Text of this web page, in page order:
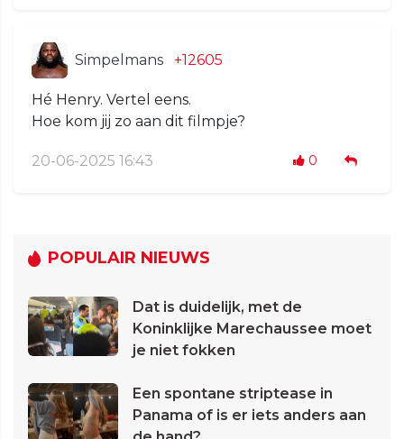
Simpelmans +12605
Hé Henry. Vertel eens.
Hoe kom jij zo aan dit filmpje?
20-06-2025 16:43 0
POPULAIR NIEUWS
Dat is duidelijk, met de
Koninklijke Marechaussee moet
je niet fokken
Een spontane striptease in
Panama of is er iets anders aan